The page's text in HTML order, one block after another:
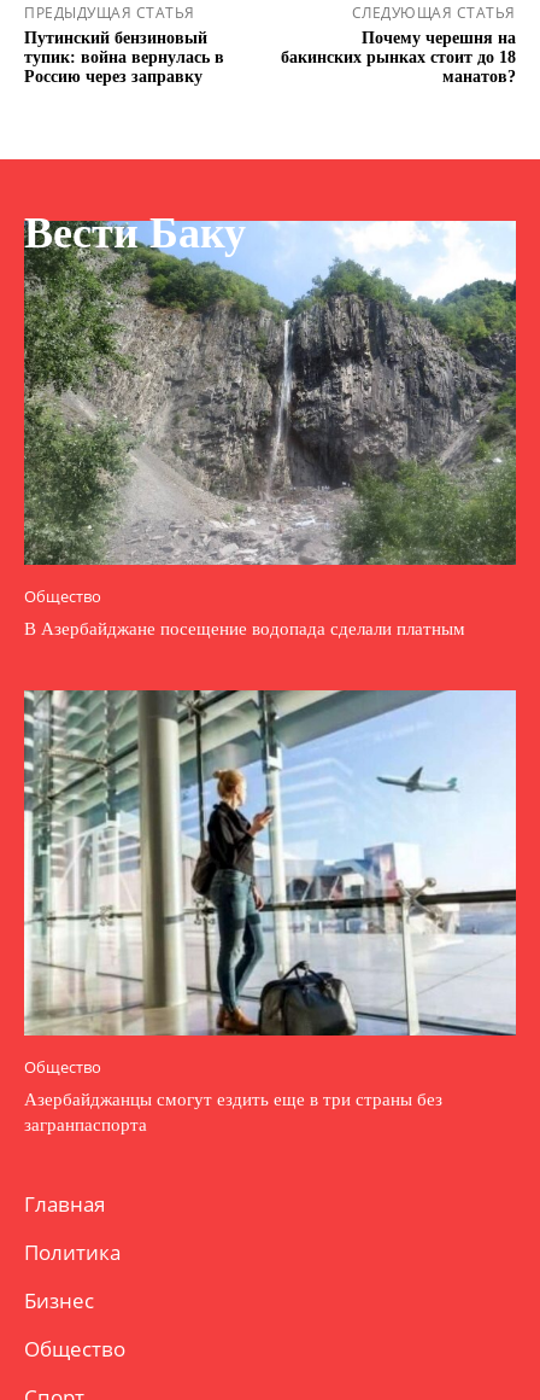
ПРЕДЫДУЩАЯ СТАТЬЯ
Путинский бензиновый
тупик: война вернулась в
Россию через заправку
СЛЕДУЮЩАЯ СТАТЬЯ
Почему черешня на
бакинских рынках стоит до 18
манатов?
Вести Баку
Общество
В Азербайджане посещение водопада сделали платным
Общество
Азербайджанцы смогут ездить еще в три страны без
загранпаспорта
Главная
Политика
Бизнес
Общество